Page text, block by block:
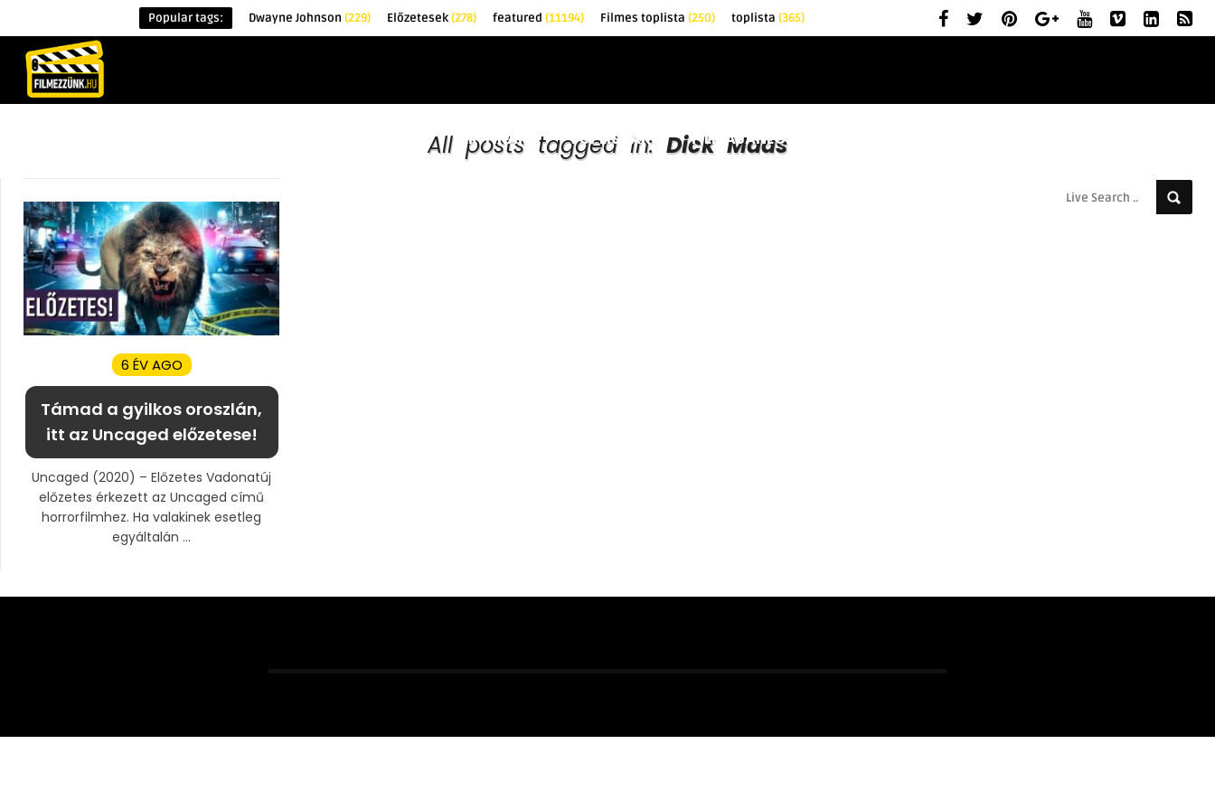
Popular tags: Dwayne Johnson (229) Előzetesek(278) featured (11194) Filmes toplista (250) toplista (365)
KRITIKÁK TOPLISTÁK FILMAJÁNLÓ
All posts tagged in: Dick Maas
6 ÉV AGO
Támad a gyilkos oroszlán,
itt az Uncaged előzetese!
Uncaged (2020) – Előzetes Vadonatúj
előzetes érkezett az Uncaged című
horrorfilmhez. Ha valakinek esetleg
egyáltalán ...